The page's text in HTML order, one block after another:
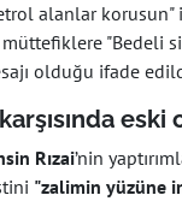
alanlar korusun"
"Bedeli
olduğu ifade
eski
Rızai’nin
"zalimin yüzüne